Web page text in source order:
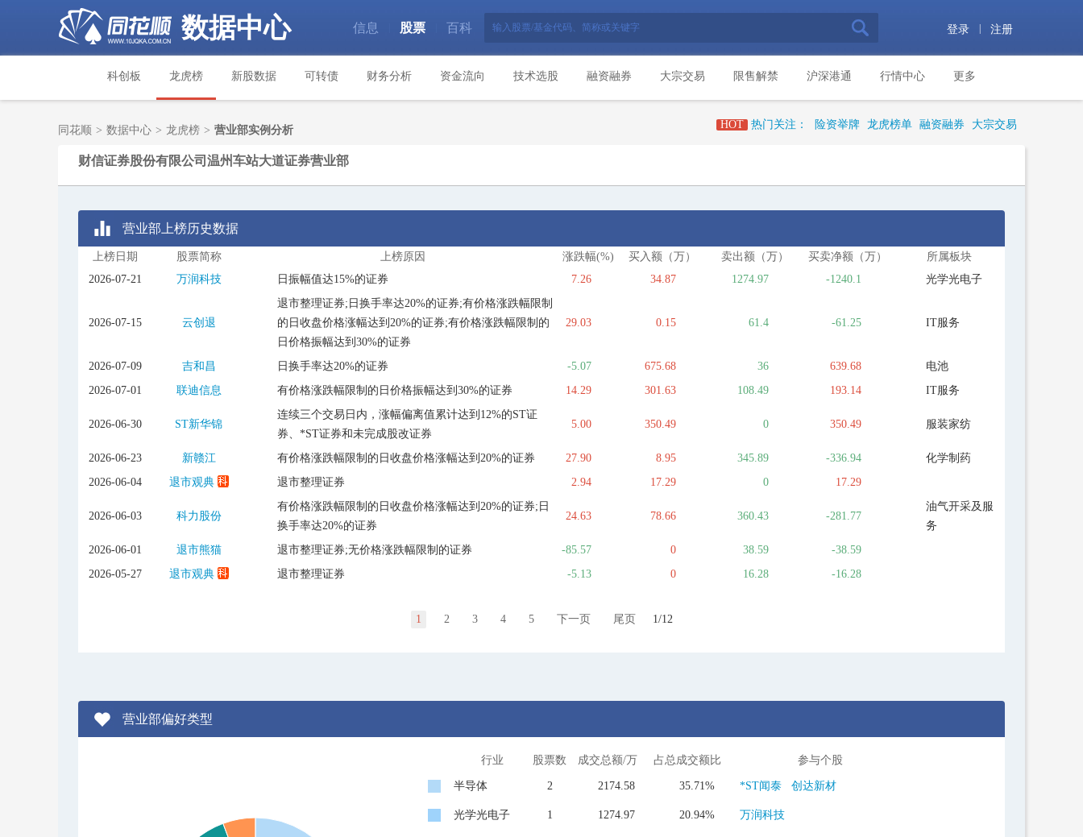
数据中心 信息 股票 百科 登录 注册
科创板 龙虎榜 新股数据 可转债 财务分析 资金流向 技术选股 融资融券 大宗交易 限售解禁 沪深港通 行情中心 更多
同花顺 > 数据中心 > 龙虎榜 > 营业部实例分析 HOT 热门关注： 险资举牌 龙虎榜单 融资融券 大宗交易
财信证券股份有限公司温州车站大道证券营业部
营业部上榜历史数据
上榜日期 股票简称 上榜原因 涨跌幅(%) 买入额（万） 卖出额（万） 买卖净额（万）
所属板块
2026-07-21
万润科技 日振幅值达15%的证券 7.26 34.87 1274.97 -1240.1 光学光电子
2026-07-15 云创退
退市整理证券;日换手率达20%的证券;有价格涨跌幅限制
的日收盘价格涨幅达到20%的证券;有价格涨跌幅限制的
日价格振幅达到30%的证券
29.03 0.15 61.4 -61.25 IT服务
2026-07-09 吉和昌 日换手率达20%的证券 -5.07 675.68 36 639.68
电池
2026-07-01
联迪信息 有价格涨跌幅限制的日价格振幅达到30%的证券 14.29 301.63 108.49 193.14 IT服务
2026-06-30 ST新华锦
连续三个交易日内，涨幅偏离值累计达到12%的ST证
券、*ST证券和未完成股改证券
5.00 350.49 0 350.49 服装家纺
2026-06-23 新赣江 有价格涨跌幅限制的日收盘价格涨幅达到20%的证券 27.90 8.95 345.89 -336.94
化学制药
2026-06-04
退市观典 退市整理证券 2.94 17.29 0 17.29
2026-06-03 科力股份
有价格涨跌幅限制的日收盘价格涨幅达到20%的证券;日
换手率达20%的证券
24.63 78.66 360.43 -281.77
油气开采及服
务
2026-06-01
退市熊猫 退市整理证券;无价格涨跌幅限制的证券 -85.57 0 38.59
-38.59
2026-05-27
退市观典 退市整理证券 -5.13 0 16.28 -16.28
1 2 3 4 5 下一页 尾页 1/12
营业部偏好类型
行业 股票数 成交总额/万 占总成交额比 参与个股
半导体 2 2174.58 35.71% *ST闻泰 创达新材
光学光电子 1 1274.97 20.94% 万润科技